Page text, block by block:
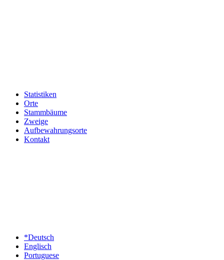
Statistiken
Orte
Stammbäume
Zweige
Aufbewahrungsorte
Kontakt
*Deutsch
Englisch
Portuguese